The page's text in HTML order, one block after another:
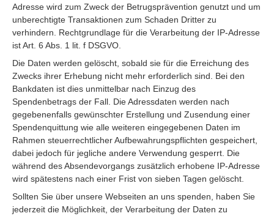
Adresse wird zum Zweck der Betrugsprävention genutzt und um
unberechtigte Transaktionen zum Schaden Dritter zu
verhindern. Rechtgrundlage für die Verarbeitung der IP-Adresse
ist Art. 6 Abs. 1 lit. f DSGVO.
Die Daten werden gelöscht, sobald sie für die Erreichung des
Zwecks ihrer Erhebung nicht mehr erforderlich sind. Bei den
Bankdaten ist dies unmittelbar nach Einzug des
Spendenbetrags der Fall. Die Adressdaten werden nach
gegebenenfalls gewünschter Erstellung und Zusendung einer
Spendenquittung wie alle weiteren eingegebenen Daten im
Rahmen steuerrechtlicher Aufbewahrungspflichten gespeichert,
dabei jedoch für jegliche andere Verwendung gesperrt. Die
während des Absendevorgangs zusätzlich erhobene IP-Adresse
wird spätestens nach einer Frist von sieben Tagen gelöscht.
Sollten Sie über unsere Webseiten an uns spenden, haben Sie
jederzeit die Möglichkeit, der Verarbeitung der Daten zu